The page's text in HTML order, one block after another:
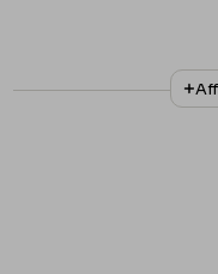
N°
II/6957/19/82
Lieu de
Belgique,
Belgique,